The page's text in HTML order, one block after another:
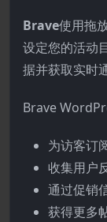
Brave使用拖
设定您的活动
据并获取实时
Brave
为访客订
收集用户
通过促销
获得更多